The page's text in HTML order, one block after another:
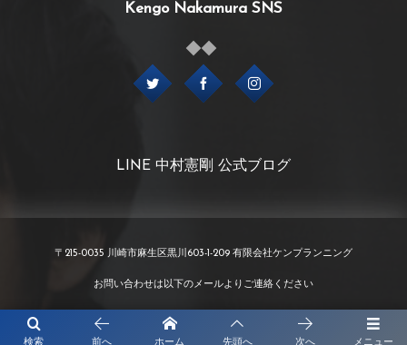
メニュー
検索 前へ ホーム 先頭へ 次へ
Kengo Nakamura SNS
LINE 中村憲剛 公式ブログ
〒215-0035 川崎市麻生区黒川603-1-209 有限会社ケンプランニング
お問い合わせは以下のメールよりご連絡ください
info@kenp.co.jp